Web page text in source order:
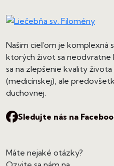
Našim cieľom je komplexná
ktorých život sa neodvratne
sa na zlepšenie kvality
(medicínskej), ale
duchovnej.
Sledujte nás na
Máte nejaké otázky?